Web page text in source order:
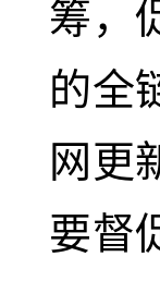
筹，
的全
网更
要督